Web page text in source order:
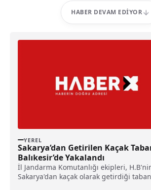
HABER DEVAM EDIYOR
YEREL
Sakarya’dan Getirilen Kaçak
Balıkesir’de Yakalandı
İl Jandarma Komutanlığı ekipleri,
Sakarya'dan kaçak olarak getirdiği